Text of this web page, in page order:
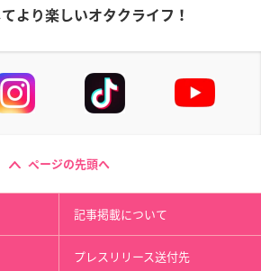
より楽しいオタクライフ！
ページの先頭へ
記事掲載について
プレスリリース送付先